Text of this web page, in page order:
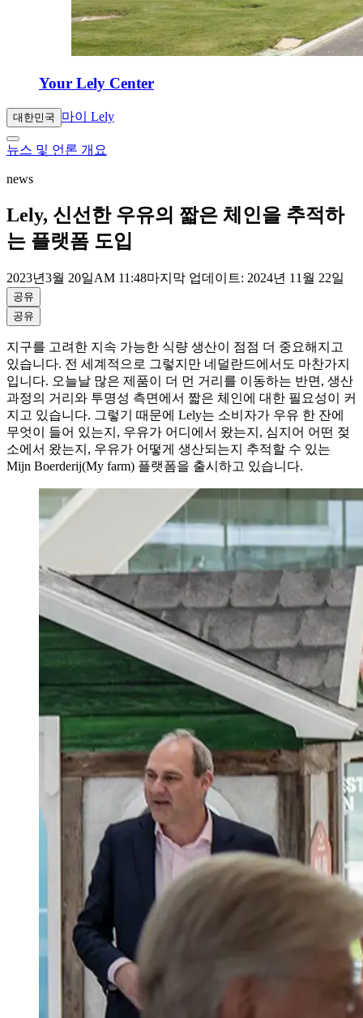
Your Lely Center
대한민국 마이 Lely
뉴스 및 언론 개요
news
Lely, 신선한 우유의 짧은 체인을 추적하
는 플랫폼 도입
2023년3월 20일AM 11:48마지막 업데이트: 2024년 11월 22일
공유
공유
지구를 고려한 지속 가능한 식량 생산이 점점 더 중요해지고
있습니다. 전 세계적으로 그렇지만 네덜란드에서도 마찬가지
입니다. 오늘날 많은 제품이 더 먼 거리를 이동하는 반면, 생산
과정의 거리와 투명성 측면에서 짧은 체인에 대한 필요성이 커
지고 있습니다. 그렇기 때문에 Lely는 소비자가 우유 한 잔에
무엇이 들어 있는지, 우유가 어디에서 왔는지, 심지어 어떤 젖
소에서 왔는지, 우유가 어떻게 생산되는지 추적할 수 있는
Mijn Boerderij(My farm) 플랫폼을 출시하고 있습니다.